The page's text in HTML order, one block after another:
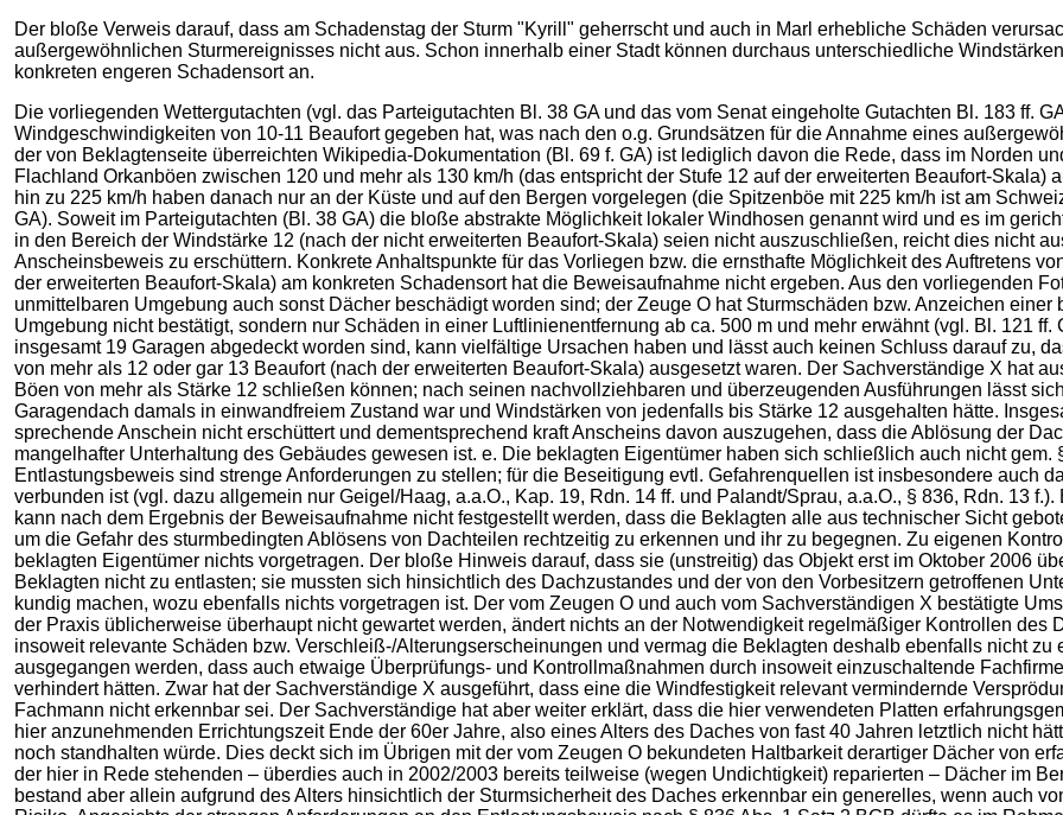
Der bloße Verweis darauf, dass am Schadenstag der Sturm "Kyrill" geherrscht und auch in Marl erhebliche Schäden
außergewöhnlichen Sturmereignisses nicht aus. Schon innerhalb einer Stadt können durchaus unterschiedliche
konkreten engeren Schadensort an.
Die vorliegenden Wettergutachten (vgl. das Parteigutachten Bl. 38 GA und das vom Senat eingeholte Gutachten Bl. 183 ff.
Windgeschwindigkeiten von 10-11 Beaufort gegeben hat, was nach den o.g. Grundsätzen für die Annahme eines
der von Beklagtenseite überreichten Wikipedia-Dokumentation (Bl. 69 f. GA) ist lediglich davon die Rede, dass im Norden
Flachland Orkanböen zwischen 120 und mehr als 130 km/h (das entspricht der Stufe 12 auf der erweiterten Beaufort-
hin zu 225 km/h haben danach nur an der Küste und auf den Bergen vorgelegen (die Spitzenböe mit 225 km/h ist am
GA). Soweit im Parteigutachten (Bl. 38 GA) die bloße abstrakte Möglichkeit lokaler Windhosen genannt wird und es im
in den Bereich der Windstärke 12 (nach der nicht erweiterten Beaufort-Skala) seien nicht auszuschließen, reicht dies nicht
Anscheinsbeweis zu erschüttern. Konkrete Anhaltspunkte für das Vorliegen bzw. die ernsthafte Möglichkeit des Auftretens
der erweiterten Beaufort-Skala) am konkreten Schadensort hat die Beweisaufnahme nicht ergeben. Aus den vorliegenden
unmittelbaren Umgebung auch sonst Dächer beschädigt worden sind; der Zeuge O hat Sturmschäden bzw. Anzeichen
Umgebung nicht bestätigt, sondern nur Schäden in einer Luftlinienentfernung ab ca. 500 m und mehr erwähnt (vgl. Bl. 121
insgesamt 19 Garagen abgedeckt worden sind, kann vielfältige Ursachen haben und lässt auch keinen Schluss darauf zu,
von mehr als 12 oder gar 13 Beaufort (nach der erweiterten Beaufort-Skala) ausgesetzt waren. Der Sachverständige X hat
Böen von mehr als Stärke 12 schließen können; nach seinen nachvollziehbaren und überzeugenden Ausführungen lässt
Garagendach damals in einwandfreiem Zustand war und Windstärken von jedenfalls bis Stärke 12 ausgehalten hätte.
sprechende Anschein nicht erschüttert und dementsprechend kraft Anscheins davon auszugehen, dass die Ablösung der
mangelhafter Unterhaltung des Gebäudes gewesen ist. e. Die beklagten Eigentümer haben sich schließlich auch nicht gem.
Entlastungsbeweis sind strenge Anforderungen zu stellen; für die Beseitigung evtl. Gefahrenquellen ist insbesondere auch
verbunden ist (vgl. dazu allgemein nur Geigel/Haag, a.a.O., Kap. 19, Rdn. 14 ff. und Palandt/Sprau, a.a.O., § 836, Rdn. 13
kann nach dem Ergebnis der Beweisaufnahme nicht festgestellt werden, dass die Beklagten alle aus technischer Sicht
um die Gefahr des sturmbedingten Ablösens von Dachteilen rechtzeitig zu erkennen und ihr zu begegnen. Zu eigenen
beklagten Eigentümer nichts vorgetragen. Der bloße Hinweis darauf, dass sie (unstreitig) das Objekt erst im Oktober 2006
Beklagten nicht zu entlasten; sie mussten sich hinsichtlich des Dachzustandes und der von den Vorbesitzern getroffenen
kundig machen, wozu ebenfalls nichts vorgetragen ist. Der vom Zeugen O und auch vom Sachverständigen X bestätigte
der Praxis üblicherweise überhaupt nicht gewartet werden, ändert nichts an der Notwendigkeit regelmäßiger Kontrollen des
insoweit relevante Schäden bzw. Verschleiß-/Alterungserscheinungen und vermag die Beklagten deshalb ebenfalls nicht
ausgegangen werden, dass auch etwaige Überprüfungs- und Kontrollmaßnahmen durch insoweit einzuschaltende
verhindert hätten. Zwar hat der Sachverständige X ausgeführt, dass eine die Windfestigkeit relevant vermindernde
Fachmann nicht erkennbar sei. Der Sachverständige hat aber weiter erklärt, dass die hier verwendeten Platten
hier anzunehmenden Errichtungszeit Ende der 60er Jahre, also eines Alters des Daches von fast 40 Jahren letztlich nicht
noch standhalten würde. Dies deckt sich im Übrigen mit der vom Zeugen O bekundeten Haltbarkeit derartiger Dächer von
der hier in Rede stehenden – überdies auch in 2002/2003 bereits teilweise (wegen Undichtigkeit) reparierten – Dächer im
bestand aber allein aufgrund des Alters hinsichtlich der Sturmsicherheit des Daches erkennbar ein generelles, wenn auch